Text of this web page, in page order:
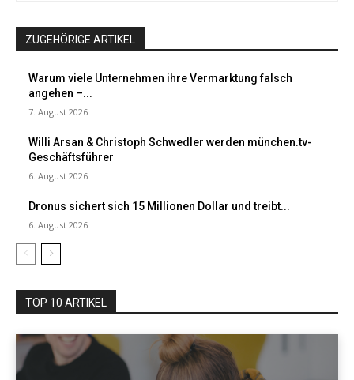
ZUGEHÖRIGE ARTIKEL
Warum viele Unternehmen ihre Vermarktung falsch
angehen –...
7. August 2026
Willi Arsan & Christoph Schwedler werden münchen.tv-
Geschäftsführer
6. August 2026
Dronus sichert sich 15 Millionen Dollar und treibt...
6. August 2026
TOP 10 ARTIKEL